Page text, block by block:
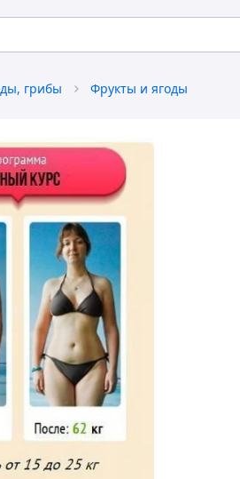
грибы Фрукты и ягоды